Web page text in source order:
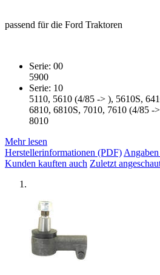
passend für die Ford Traktoren
Serie: 00
5900
Serie: 10
5110, 5610 (4/85 -> ), 5610S,
6810, 6810S, 7010, 7610 (4/85 -
8010
Mehr lesen
Herstellerinformationen (PDF)
Kunden kauften auch Zuletzt